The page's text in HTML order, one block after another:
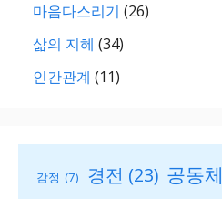
마음다스리기 (26)
삶의 지혜 (34)
인간관계 (11)
감정 (7) 경전 (23) 공동체